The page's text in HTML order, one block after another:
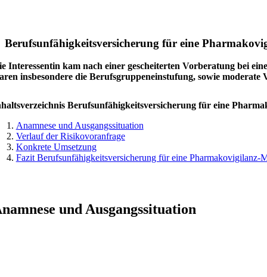
Berufsunfähigkeitsversicherung für eine
Interessentin kam nach einer gescheiterten Vorberatung bei
insbesondere die Berufsgruppeneinstufung, sowie moderate
Berufsunfähigkeitsversicherung für eine
Anamnese und Ausgangssituation
Verlauf der Risikovoranfrage
Konkrete Umsetzung
Fazit Berufsunfähigkeitsversicherung für eine Pharmakovigilanz-
und Ausgangssituation